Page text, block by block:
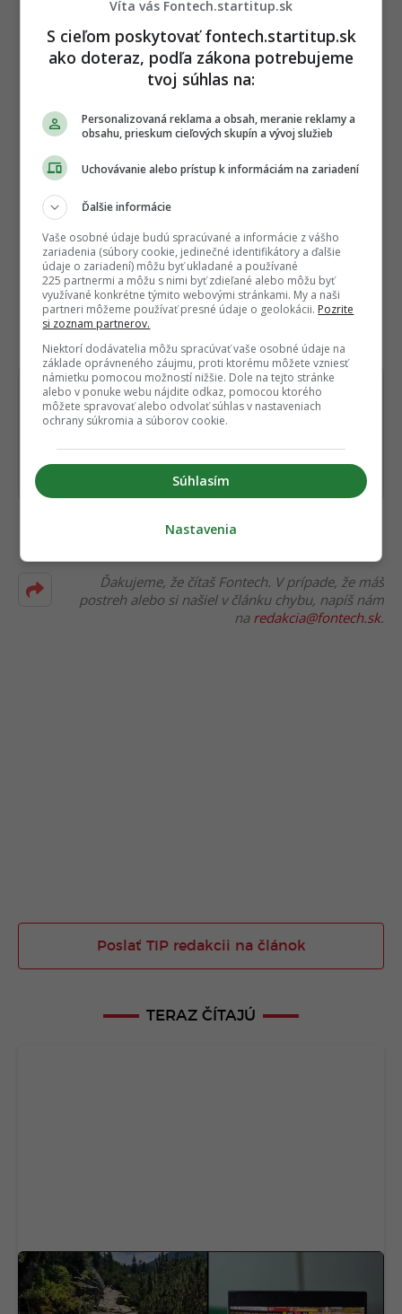
Dostaň Fontech do svojich Google
odporúčaní
Pridať ako preferovaný zdroj
Fontech, odkaz sa otvorí v
Ďakujeme, že čítaš Fontech. V prípade, že máš
postreh alebo si našiel v článku chybu, napíš nám
na redakcia@fontech.sk.
Poslať TIP redakcii na článok
TERAZ ČÍTAJÚ
RECENZIA
Samsung vyrobil takmer najlepší
smartfón. Pokazil ho však tým najdôležitejším
(RECENZIA)
Víta vás Fontech.startitup.sk
S cieľom poskytovať fontech.startitup.sk
ako doteraz, podľa zákona potrebujeme
tvoj súhlas na:
Personalizovaná reklama a obsah, meranie reklamy a
obsahu, prieskum cieľových skupín a vývoj služieb
Uchovávanie alebo prístup k informáciám na zariadení
Ďalšie informácie
Vaše osobné údaje budú spracúvané a informácie z vášho
zariadenia (súbory cookie, jedinečné identifikátory a ďalšie
údaje o zariadení) môžu byť ukladané a používané
225 partnermi a môžu s nimi byť zdieľané alebo môžu byť
využívané konkrétne týmito webovými stránkami. My a naši
partneri môžeme používať presné údaje o geolokácii. Pozrite
si zoznam partnerov.
Niektorí dodávatelia môžu spracúvať vaše osobné údaje na
základe oprávneného záujmu, proti ktorému môžete vzniesť
námietku pomocou možností nižšie. Dole na tejto stránke
alebo v ponuke webu nájdite odkaz, pomocou ktorého
môžete spravovať alebo odvolať súhlas v nastaveniach
ochrany súkromia a súborov cookie.
Súhlasím
Nastavenia